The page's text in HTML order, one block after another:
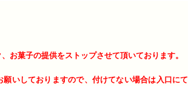
お菓子の提供をストップさせて頂いております。
いしておりますので、付けてない場合は入口に